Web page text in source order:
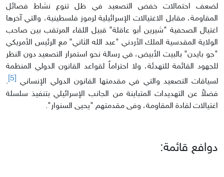
لضعف احتمالات خفض التصعيد في ظل تنوع نشاط فصائل
المقاومة، مقابل الاغتيالات الإسرائيلية لرموز فلسطينية، والتي آخرها
اغتيال الصحفية "شيرين أبو عاقلة" قبيل اللقاء المرتقب بين صاحب
الولاية المقدسية الملك الأردني "عبد الله الثاني" مع الرئيس الأمريكي
"جو بايدن" بالبيت الأبيض، في رسالة نحو استمرار التصعيد دون النظر
للجهود القائمة للتهدئة، ولا احتراماً لقواعد القانون الدولي المنظمة
لسياقات التصعيد والتي في مقدمتها القانون الدولي الإنساني
.
فضلاً عن التهديدات المتباينة من الجانب الإسرائيلي بتنفيذ سلسلة
اغتيالات لقادة المقاومة، وفى مقدمتهم "يحيى السنوار".
دوافع قائمة: